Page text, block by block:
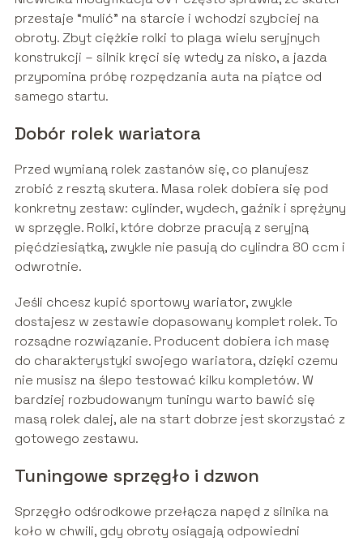
przestaje “mulić” na starcie i wchodzi szybciej na
obroty. Zbyt ciężkie rolki to plaga wielu seryjnych
konstrukcji – silnik kręci się wtedy za nisko, a jazda
przypomina próbę rozpędzania auta na piątce od
samego startu.
Dobór rolek wariatora
Przed wymianą rolek zastanów się, co planujesz
zrobić z resztą skutera. Masa rolek dobiera się pod
konkretny zestaw: cylinder, wydech, gaźnik i sprężyny
w sprzęgle. Rolki, które dobrze pracują z seryjną
pięćdziesiątką, zwykle nie pasują do cylindra 80 ccm i
odwrotnie.
Jeśli chcesz kupić sportowy wariator, zwykle
dostajesz w zestawie dopasowany komplet rolek. To
rozsądne rozwiązanie. Producent dobiera ich masę
do charakterystyki swojego wariatora, dzięki czemu
nie musisz na ślepo testować kilku kompletów. W
bardziej rozbudowanym tuningu warto bawić się
masą rolek dalej, ale na start dobrze jest skorzystać z
gotowego zestawu.
Tuningowe sprzęgło i dzwon
Sprzęgło odśrodkowe przełącza napęd z silnika na
koło w chwili, gdy obroty osiągają odpowiedni